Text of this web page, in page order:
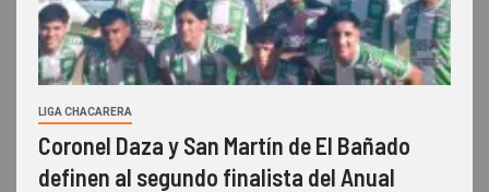
LIGA CHACARERA
Coronel Daza y San Martín de El Bañado
definen al segundo finalista del Anual